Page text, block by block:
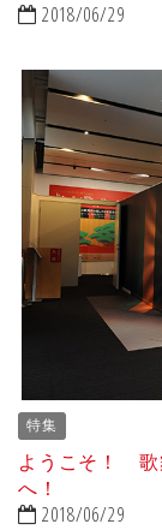
2018/06/29
特集
ようこそ！ 歌
へ！
2018/06/29